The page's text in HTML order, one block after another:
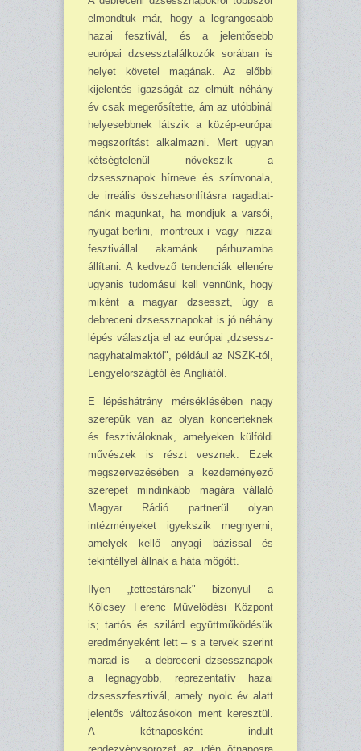
elmondtuk már, hogy a legrangosabb
hazai fesz­ti­vál, és a jelentősebb
európai dzsessztalálkozók so­rában is
helyet követel ma­gának. Az előbbi
kijelentés igazságát az elmúlt néhány
év csak megerősítette, ám az utóbbinál
helyesebbnek lát­szik a közép-európai
meg­szorítást alkalmazni. Mert ugyan
kétségtelenül növek­szik a
dzsessznapok hírneve és színvonala,
de irreális összehasonlításra ragadtat­
nánk magunkat, ha mondjuk a varsói,
nyugat-berlini, montreux-i vagy nizzai
fesztivállal akarnánk párhuzamba
állítani. A kedvező tendenciák ellenére
ugyanis tudomásul kell vennünk, hogy
miként a ma­gyar dzsesszt, úgy a
debreceni dzsessznapokat is jó néhány
lépés választja el az európai „dzsessz-
nagyhatalmaktól", például az NSZK-tól,
Lengyelországtól és Angliától.
E lépéshátrány mérséklésében nagy
szerepük van az olyan koncerteknek
és fesztivá­lok­nak, amelyeken külföldi
művészek is részt vesznek. Ezek
megszervezésében a kezdeményező
szerepet mindinkább magára vállaló
Magyar Rádió partnerül olyan
intézményeket igyekszik megnyerni,
amelyek kellő anyagi bázissal és
tekintéllyel állnak a háta mögött.
Ilyen „tettestársnak" bizonyul a
Kölcsey Ferenc Művelődési Központ
is; tartós és szilárd együttműködésük
eredményeként lett – s a tervek szerint
marad is – a debreceni dzsessznapok
a legnagyobb, reprezentatív hazai
dzsesszfesztivál, amely nyolc év alatt
jelentős változásokon ment keresztül.
A kétnaposként indult